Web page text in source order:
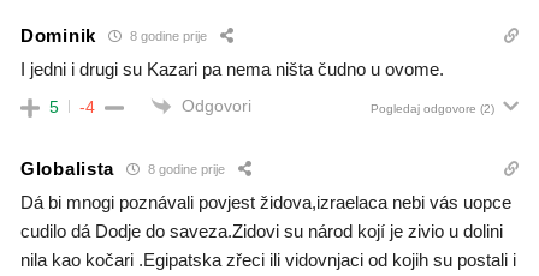
Dominik 8 godine prije
I jedni i drugi su Kazari pa nema ništa čudno u ovome.
5 -4 Odgovori Pogledaj odgovore (2)
Globalista 8 godine prije
Dá bi mnogi poznávali povjest židova,izraelaca nebi vás uopce
cudilo dá Dodje do saveza.Zidovi su národ kojí je zivio u dolini
nila kao kočari .Egipatska zřeci ili vidovnjaci od kojih su postali i